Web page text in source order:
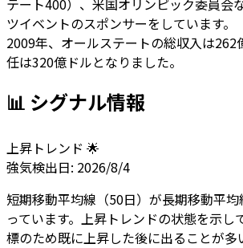
テート400）、米国オリンピック委員会
ツイベントのスポンサーをしています。
2009年、オールステートの総収入は262
任は320億ドルとなりました。
📊 シグナル情報
上昇トレンド 🌟
強気検出日: 2026/8/4
短期移動平均線（50日）が長期移動平
っています。上昇トレンドの状態を示し
標のため既に上昇した後に出ることが多